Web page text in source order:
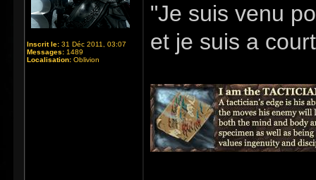
Inscrit le: 31 Déc 2011, 03:07
Messages: 1489
Localisation: Oblivion
"Je suis venu
et je suis a